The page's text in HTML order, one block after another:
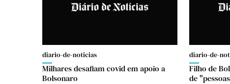
diario-de-noticias
Milhares desafiam covid em apoio a
Bolsonaro
diario-de-
Filho de
de